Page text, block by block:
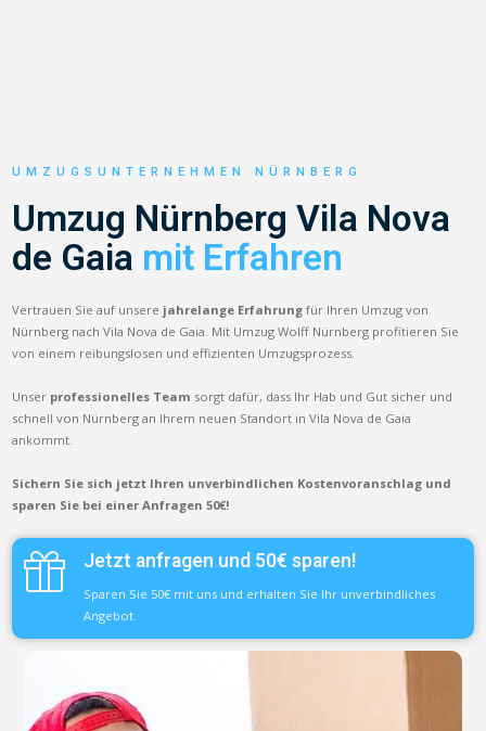
UMZUGSUNTERNEHMEN NÜRNBERG
Umzug Nürnberg Vila Nova
de Gaia mit Erfahren
Vertrauen Sie auf unsere jahrelange Erfahrung für Ihren Umzug von
Nürnberg nach Vila Nova de Gaia. Mit Umzug Wolff Nürnberg profitieren Sie
von einem reibungslosen und effizienten Umzugsprozess.
Unser professionelles Team sorgt dafür, dass Ihr Hab und Gut sicher und
schnell von Nürnberg an Ihrem neuen Standort in Vila Nova de Gaia
ankommt.
Sichern Sie sich jetzt Ihren unverbindlichen Kostenvoranschlag und
sparen Sie bei einer Anfragen 50€!
Jetzt anfragen und 50€ sparen!
Sparen Sie 50€ mit uns und erhalten Sie Ihr unverbindliches
Angebot.